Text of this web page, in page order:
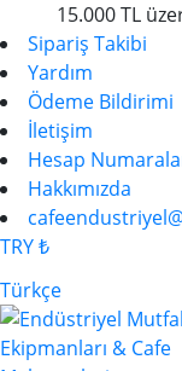
15.000 TL
Sipariş Takibi
Yardım
Ödeme Bildirimi
İletişim
Hesap
Hakkımızda
TRY ₺
Türkçe